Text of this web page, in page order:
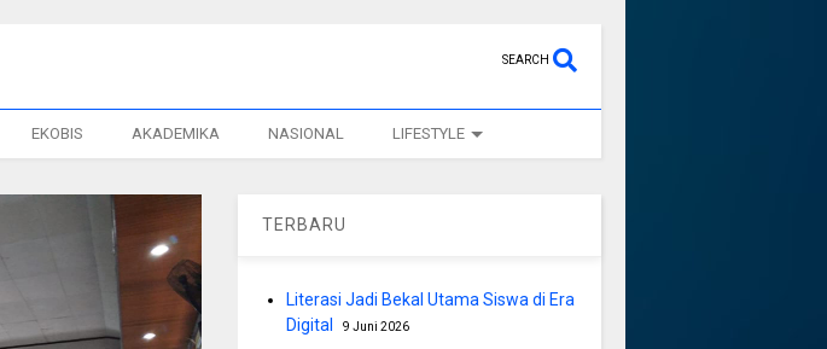
SEARCH
EKOBIS AKADEMIKA NASIONAL LIFESTYLE
TERBARU
Literasi Jadi Bekal Utama Siswa di Era
Digital
9 Juni 2026